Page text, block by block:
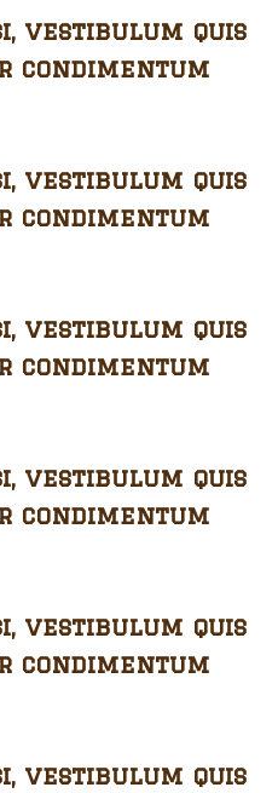
vestibulum quis
condimentum
vestibulum quis
condimentum
vestibulum quis
condimentum
vestibulum quis
condimentum
vestibulum quis
condimentum
vestibulum quis